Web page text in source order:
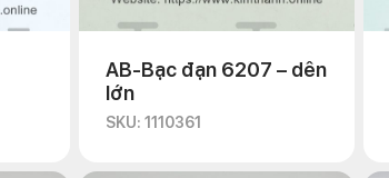
AB-Bạc đạn 6207 – dên
lớn
SKU: 1110361